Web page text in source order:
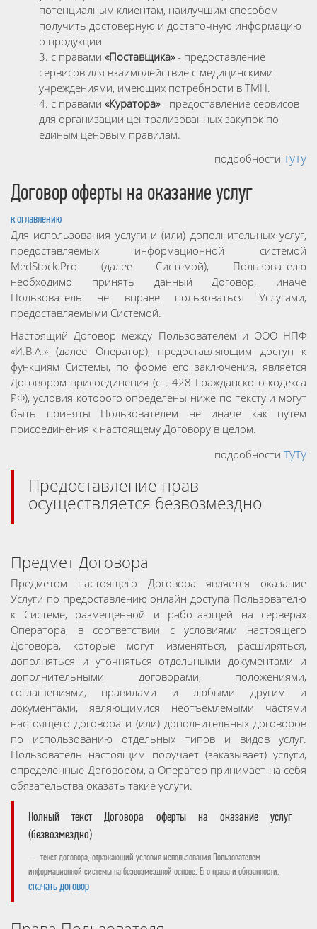
потенциалным клиентам, наилучшим способом
получить достоверную и достаточную информацию
о продукции
с правами «Поставщика»- предоставление
сервисов для взаимодействие с медицинскими
учреждениями, имеющих потребности в ТМН.
с правами «Куратора»- предоставление сервисов
для организации централизованных закупок по
единым ценовым правилам.
подробности туту
Договор оферты на оказание услуг
к оглавлению
Для использования услуги и (или) дополнительных услуг,
предоставляемых информационной системой
MedStock.Pro (далее Системой), Пользователю
необходимо принять данный Договор, иначе
Пользователь не вправе пользоваться Услугами,
предоставляемыми Системой.
Настоящий Договор между Пользователем и ООО НПФ
«И.В.А.» (далее Оператор), предоставляющим доступ к
функциям Системы, по форме его заключения, является
Договором присоединения (ст. 428 Гражданского кодекса
РФ), условия которого определены ниже по тексту и могут
быть приняты Пользователем не иначе как путем
присоединения к настоящему Договору в целом.
подробности туту
Предоставление прав
осуществляется безвозмездно
Предмет Договора
Предметом настоящего Договора является оказание
Услуги по предоставлению онлайн доступа Пользователю
к Системе, размещенной и работающей на серверах
Оператора, в соответствии с условиями настоящего
Договора, которые могут изменяться, расширяться,
дополняться и уточняться отдельными документами и
дополнительными договорами, положениями,
соглашениями, правилами и любыми другим и
документами, являющимися неотъемлемыми частями
настоящего договора и (или) дополнительных договоров
по использованию отдельных типов и видов услуг.
Пользователь настоящим поручает (заказывает) услуги,
определенные Договором, а Оператор принимает на себя
обязательства оказать такие услуги.
Полный текст Договора оферты на оказание услуг
(безвозмездно)
текст договора, отражающий условия использования Пользователем
информационной системы на безвозмездной основе. Его права и обязанности.
скачать договор